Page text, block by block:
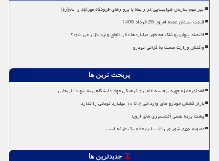
خبر مهم سازمان هواپیمایی در رابطه با پروازهای فرودگاه مهرآباد و امام(ره)
قیمت سیمان عمده امروز 25 خرداد 1405
اقتصاد پنهان پوشاک چه طور میلیاردها دلار قاچاق وارد بازار می شود؟
واکنش وزارت صمت به گرانی خودرو
پربحث ترین ها
اهدای جایزه چهره برجسته علمی و فرهنگی جهاد دانشگاهی به شهید لاریجانی
بازار کشش خودرو های وارداتی ۵ تا ۱۰ میلیارد تومانی را ندارد
پشت پرده علمی آتشسوزی های اروپا
مصوبه ۸۵۶ شورای رقابت این جاده یک طرفه است
جدیدترین ها